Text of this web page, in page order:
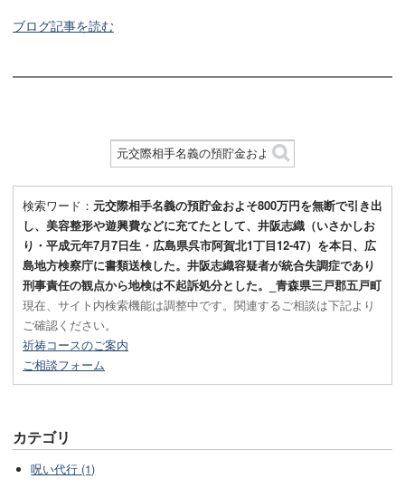
ブログ記事を読む
検索ワード： 元交際相手名義の預貯金およそ800万円を無断で引き出
し、美容整形や遊興費などに充てたとして、井阪志織（いさかしお
り・平成元年7月7日生・広島県呉市阿賀北1丁目12-47）を本日、広
島地方検察庁に書類送検した。井阪志織容疑者が統合失調症であり
刑事責任の観点から地検は不起訴処分とした。_青森県三戸郡五戸町
現在、サイト内検索機能は調整中です。関連するご相談は下記より
ご確認ください。
祈祷コースのご案内
ご相談フォーム
カテゴリ
呪い代行 (1)